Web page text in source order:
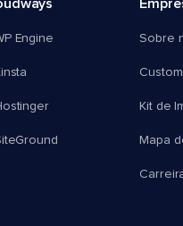
Engine Sobre
Kit de
Mapa